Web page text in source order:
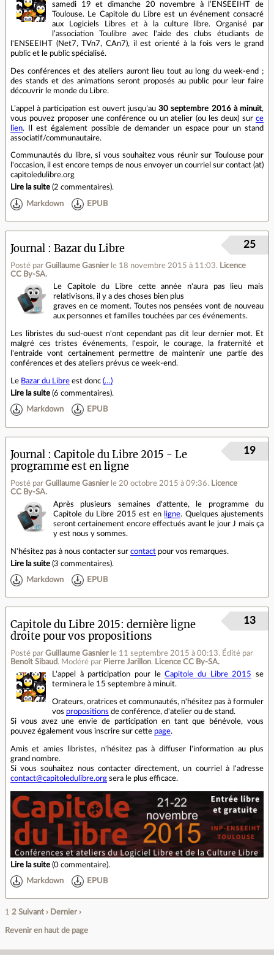
samedi 19 et dimanche 20 novembre à l’ENSEEIHT de
Toulouse. Le Capitole du Libre est un événement consacré
aux Logiciels Libres et à la culture libre. Organisé par
l’association Toulibre avec l'aide des clubs étudiants de
l'ENSEEIHT (Net7, TVn7, CAn7), il est orienté à la fois vers le grand
public et le public spécialisé.
Des conférences et des ateliers auront lieu tout au long du week-end ;
des stands et des animations seront proposés au public pour leur faire
découvrir le monde du Libre.
L’appel à participation est ouvert jusqu’au30 septembre 2016 à minuit,
vous pouvez proposer une conférence ou un atelier (ou les deux) sur ce
lien. Il est également possible de demander un espace pour un stand
associatif/communautaire.
Communautés du libre, si vous souhaitez vous réunir sur Toulouse pour
l'occasion, il est encore temps de nous envoyer un courriel sur contact (at)
capitoledulibre.org
Lire la suite (2 commentaires).
Markdown EPUB
Journal Bazar du Libre
Posté par Guillaume Gasnier le 18 novembre 2015 à 11:03. Licence
CC By‑SA.
25
Le Capitole du Libre cette année n'aura pas lieu mais
relativisons, il y a des choses bien plus
graves en ce moment. Toutes nos pensées vont de nouveau
aux personnes et familles touchées par ces événements.
Les libristes du sud-ouest n'ont cependant pas dit leur dernier mot. Et
malgré ces tristes événements, l'espoir, le courage, la fraternité et
l'entraide vont certainement permettre de maintenir une partie des
conférences et des ateliers prévus ce week-end.
Le Bazar du Libre est donc (…)
Lire la suite (6 commentaires).
Markdown EPUB
Journal
Capitole du Libre 2015 - Le
programme est en ligne
Posté par Guillaume Gasnier le 20 octobre 2015 à 09:36. Licence
CC By‑SA.
19
Après plusieurs semaines d'attente, le programme du
Capitole du Libre 2015 est en ligne. Quelques ajustements
seront certainement encore effectués avant le jour J mais ça
y est nous y sommes.
N'hésitez pas à nous contacter sur contact pour vos remarques.
Lire la suite (3 commentaires).
Markdown EPUB
Capitole du Libre 2015: dernière ligne
droite pour vos propositions
Posté par Guillaume Gasnier le 11 septembre 2015 à 00:13. Édité par
Benoît Sibaud. Modéré par Pierre Jarillon. Licence CC By‑SA.
13
L'appel à participation pour leCapitole du Libre 2015
se
terminera le 15 septembre à minuit.
Orateurs, oratrices et communautés, n'hésitez pas à formuler
vos propositions de conférence, d'atelier ou de stand.
Si vous avez une envie de participation en tant que bénévole, vous
pouvez également vous inscrire sur cette page.
Amis et amies libristes, n'hésitez pas à diffuser l'information au plus
grand nombre.
Si vous souhaitez nous contacter directement, un courriel à l'adresse
contact@capitoledulibre.org sera le plus efficace.
Lire la suite (0 commentaire).
Markdown EPUB
1 2 Suivant › Dernier ›
Revenir en haut de page